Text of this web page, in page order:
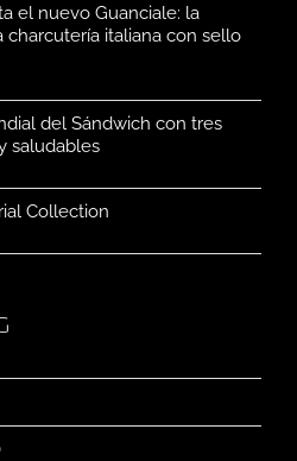
el nuevo Guanciale: la
charcutería italiana con sello
del Sándwich con tres
saludables
Collection